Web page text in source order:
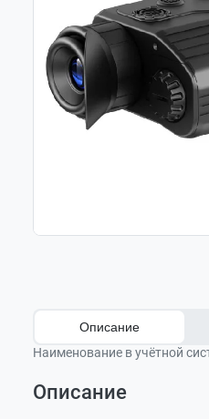
Описание
Наименование в учётной
Описание
Модель (SKU)
Цифровой монокуляр
Оставить отзыв
Задать вопрос